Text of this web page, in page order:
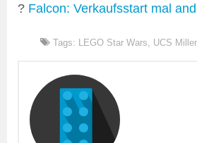
? Falcon: Verkaufsstart mal
Tags: LEGO Star Wars, UCS